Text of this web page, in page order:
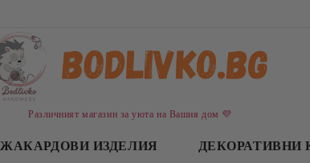
Различният магазин за уюта на Вашия дом 💜
ЖАКАРДОВИ ИЗДЕЛИЯ ДЕКОРАТИВНИ